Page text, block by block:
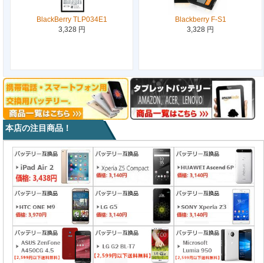
BlackBerry TLP034E1
3,328 円
Blackberry F-S1
3,328 円
本店の注目商品！